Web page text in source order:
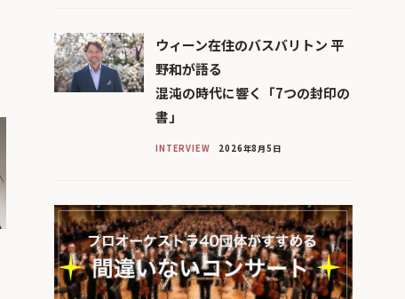
ウィーン在住のバスバリトン 平
野和が語る
混沌の時代に響く「7つの封印の
書」
INTERVIEW 2026年8月5日